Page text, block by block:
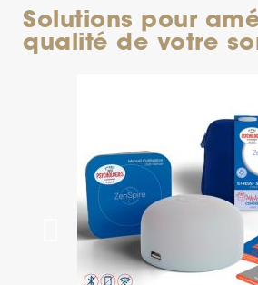
Solutions pour
qualité de votre